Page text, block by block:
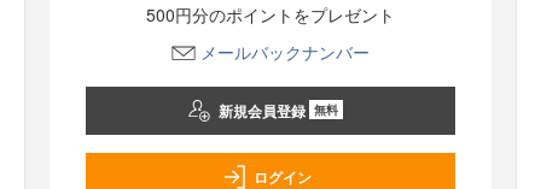
500円分のポイントをプレゼント
メールバックナンバー
新規会員登録 無料
ログイン